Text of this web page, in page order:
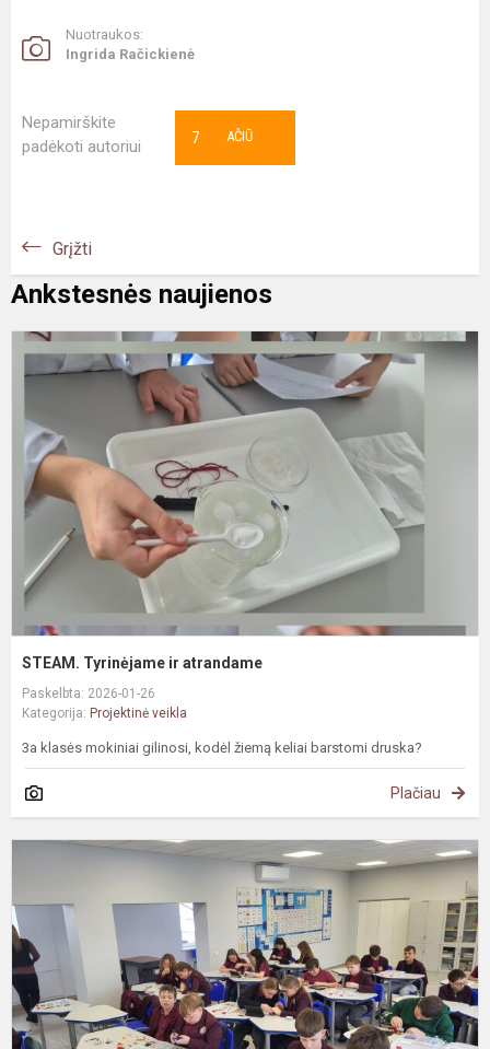
Nuotraukos:
Ingrida Račickienė
Nepamirškite
padėkoti autoriui
AČIŪ
7
Grįžti
Ankstesnės naujienos
STEAM. Tyrinėjame ir atrandame
Paskelbta: 2026-01-26
Kategorija: Projektinė veikla
3a klasės mokiniai gilinosi, kodėl žiemą keliai barstomi druska?
Plačiau